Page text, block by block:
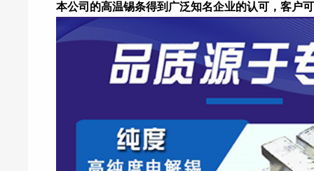
本公司的高温锡条得到广泛知名企业的认可，客户